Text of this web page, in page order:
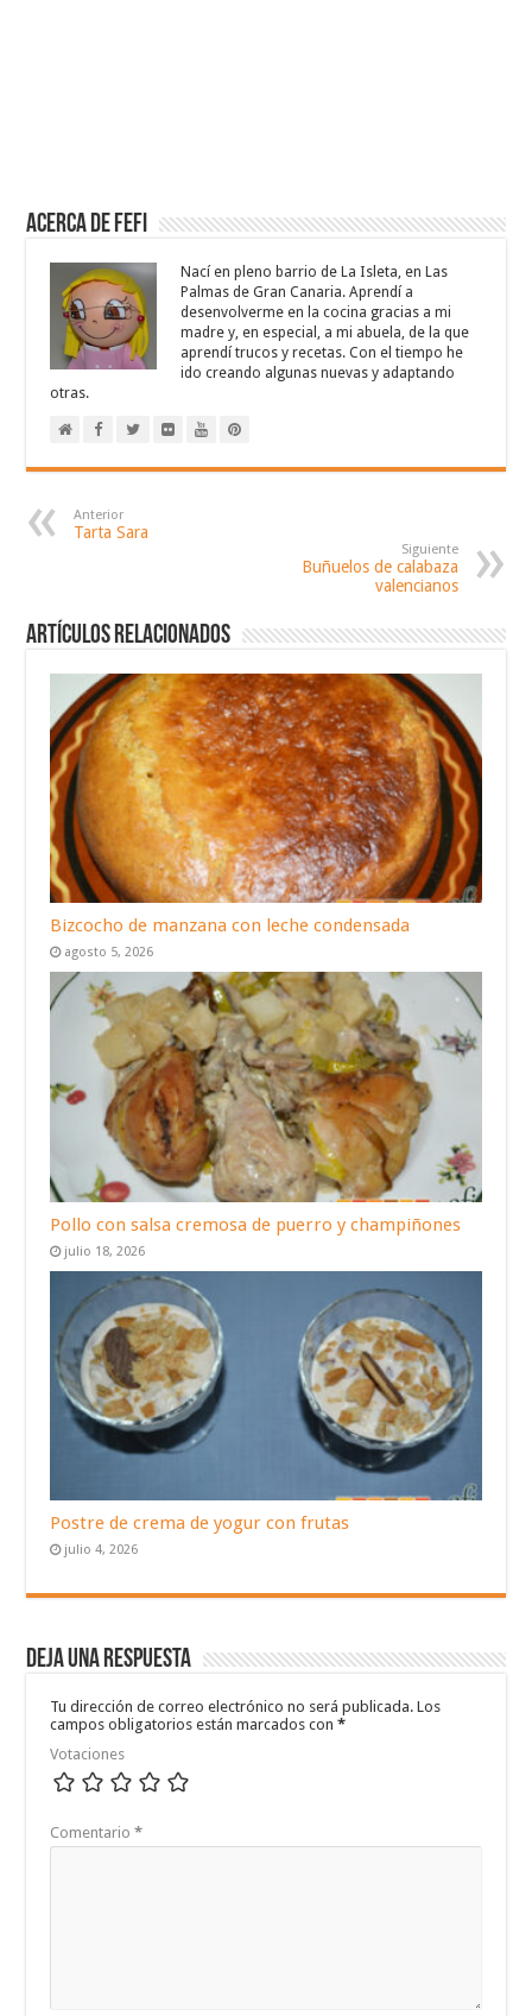
Acerca de Fefi
Nací en pleno barrio de La Isleta, en Las
Palmas de Gran Canaria. Aprendí a
desenvolverme en la cocina gracias a mi
madre y, en especial, a mi abuela, de la que
aprendí trucos y recetas. Con el tiempo he
ido creando algunas nuevas y adaptando
otras.
Anterior
Tarta Sara
Siguiente
Buñuelos de calabaza
valencianos
Artículos relacionados
Bizcocho de manzana con leche condensada
agosto 5, 2026
Pollo con salsa cremosa de puerro y champiñones
julio 18, 2026
Postre de crema de yogur con frutas
julio 4, 2026
Deja una respuesta
Tu dirección de correo electrónico no será publicada. Los
campos obligatorios están marcados con*
Votaciones
Comentario*